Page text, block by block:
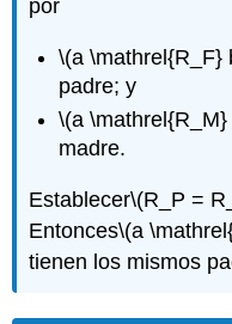
por
\(a \mathrel{R_F}
padre; y
\(a \mathrel{R_M}
madre.
Establecer\(R_P =
Entonces\(a
tienen los mismos